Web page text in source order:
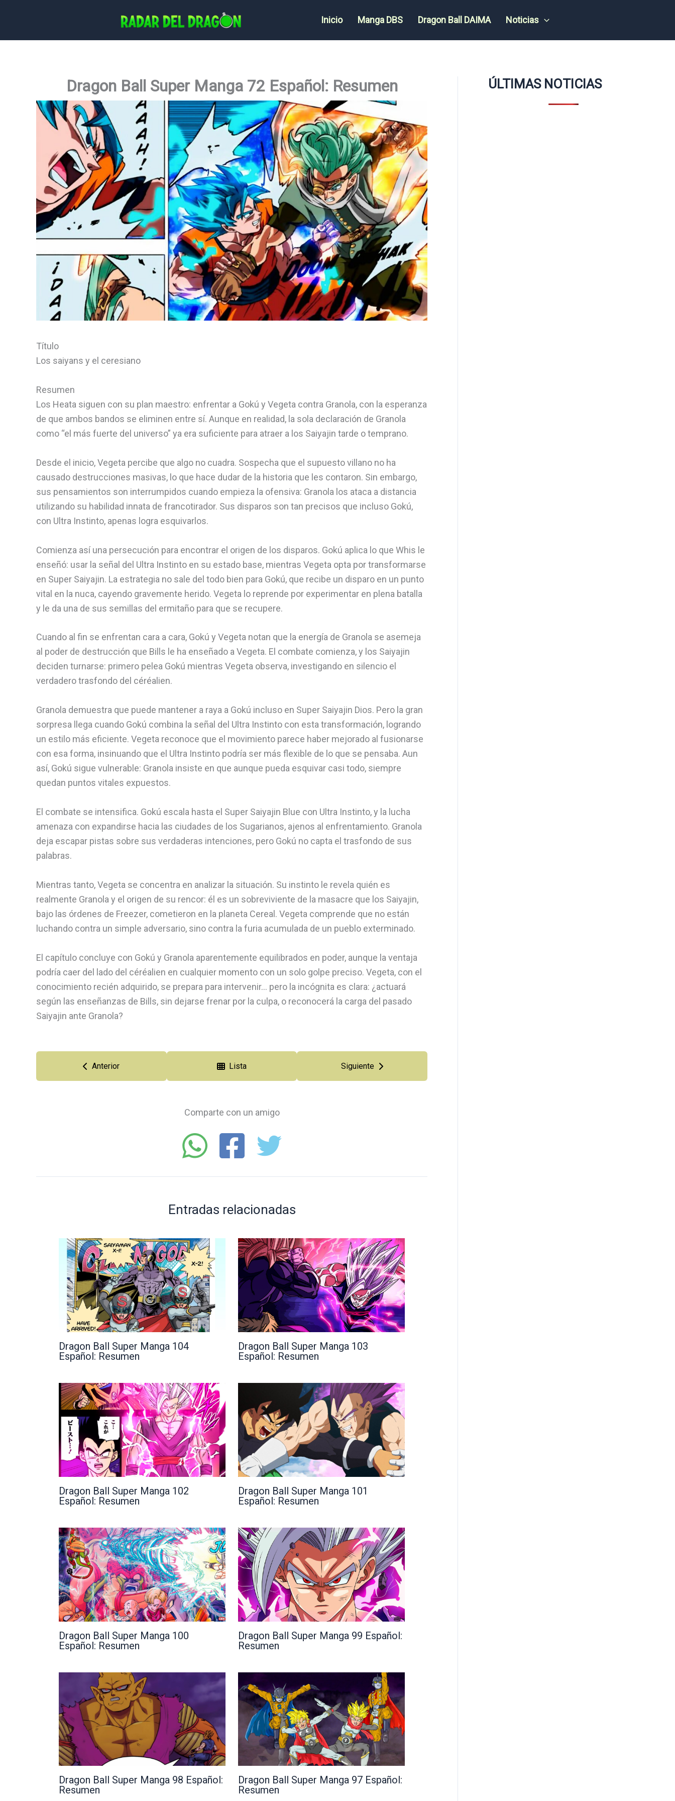
Inicio Manga DBS Dragon Ball DAIMA Noticias
Dragon Ball Super Manga 72 Español: Resumen
Título
Los saiyans y el ceresiano
Resumen
Los Heata siguen con su plan maestro: enfrentar a Gokú y Vegeta contra Granola, con la esperanza
de que ambos bandos se eliminen entre sí. Aunque en realidad, la sola declaración de Granola
como “el más fuerte del universo” ya era suficiente para atraer a los Saiyajin tarde o temprano.
Desde el inicio, Vegeta percibe que algo no cuadra. Sospecha que el supuesto villano no ha
causado destrucciones masivas, lo que hace dudar de la historia que les contaron. Sin embargo,
sus pensamientos son interrumpidos cuando empieza la ofensiva: Granola los ataca a distancia
utilizando su habilidad innata de francotirador. Sus disparos son tan precisos que incluso Gokú,
con Ultra Instinto, apenas logra esquivarlos.
Comienza así una persecución para encontrar el origen de los disparos. Gokú aplica lo que Whis le
enseñó: usar la señal del Ultra Instinto en su estado base, mientras Vegeta opta por transformarse
en Super Saiyajin. La estrategia no sale del todo bien para Gokú, que recibe un disparo en un punto
vital en la nuca, cayendo gravemente herido. Vegeta lo reprende por experimentar en plena batalla
y le da una de sus semillas del ermitaño para que se recupere.
Cuando al fin se enfrentan cara a cara, Gokú y Vegeta notan que la energía de Granola se asemeja
al poder de destrucción que Bills le ha enseñado a Vegeta. El combate comienza, y los Saiyajin
deciden turnarse: primero pelea Gokú mientras Vegeta observa, investigando en silencio el
verdadero trasfondo del céréalien.
Granola demuestra que puede mantener a raya a Gokú incluso en Super Saiyajin Dios. Pero la gran
sorpresa llega cuando Gokú combina la señal del Ultra Instinto con esta transformación, logrando
un estilo más eficiente. Vegeta reconoce que el movimiento parece haber mejorado al fusionarse
con esa forma, insinuando que el Ultra Instinto podría ser más flexible de lo que se pensaba. Aun
así, Gokú sigue vulnerable: Granola insiste en que aunque pueda esquivar casi todo, siempre
quedan puntos vitales expuestos.
El combate se intensifica. Gokú escala hasta el Super Saiyajin Blue con Ultra Instinto, y la lucha
amenaza con expandirse hacia las ciudades de los Sugarianos, ajenos al enfrentamiento. Granola
deja escapar pistas sobre sus verdaderas intenciones, pero Gokú no capta el trasfondo de sus
palabras.
Mientras tanto, Vegeta se concentra en analizar la situación. Su instinto le revela quién es
realmente Granola y el origen de su rencor: él es un sobreviviente de la masacre que los Saiyajin,
bajo las órdenes de Freezer, cometieron en la planeta Cereal. Vegeta comprende que no están
luchando contra un simple adversario, sino contra la furia acumulada de un pueblo exterminado.
El capítulo concluye con Gokú y Granola aparentemente equilibrados en poder, aunque la ventaja
podría caer del lado del céréalien en cualquier momento con un solo golpe preciso. Vegeta, con el
conocimiento recién adquirido, se prepara para intervenir… pero la incógnita es clara: ¿actuará
según las enseñanzas de Bills, sin dejarse frenar por la culpa, o reconocerá la carga del pasado
Saiyajin ante Granola?
Anterior Lista Siguiente
Comparte con un amigo
Entradas relacionadas
Dragon Ball Super Manga 104
Español: Resumen
Dragon Ball Super Manga 103
Español: Resumen
Dragon Ball Super Manga 102
Español: Resumen
Dragon Ball Super Manga 101
Español: Resumen
Dragon Ball Super Manga 100
Español: Resumen
Dragon Ball Super Manga 99 Español:
Resumen
Dragon Ball Super Manga 98 Español:
Resumen
Dragon Ball Super Manga 97 Español:
Resumen
ÚLTIMAS NOTICIAS